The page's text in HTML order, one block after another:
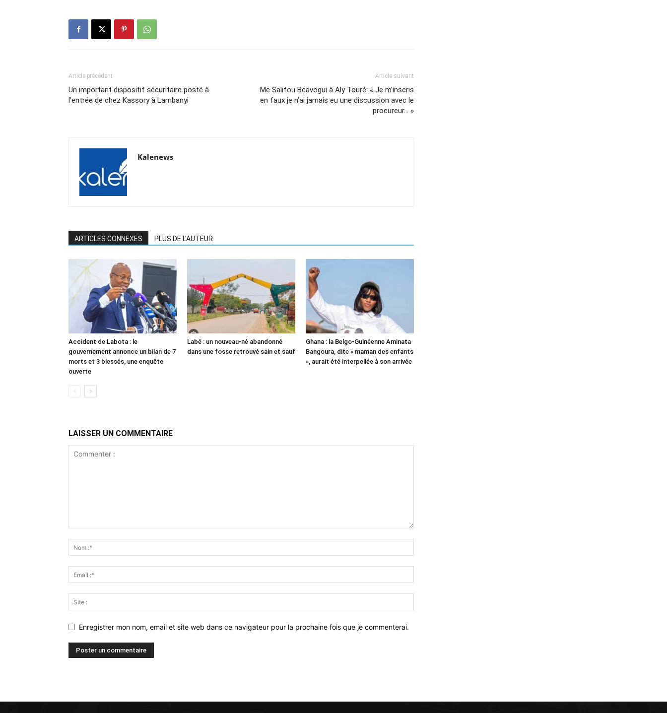
Article précédent
Un important dispositif sécuritaire posté à
l’entrée de chez Kassory à Lambanyi
Article suivant
Me Salifou Beavogui à Aly Touré: « Je m’inscris
en faux je n’ai jamais eu une discussion avec le
procureur… »
Kalenews
ARTICLES CONNEXES PLUS DE L'AUTEUR
Accident de Labota : le
gouvernement annonce un bilan de 7
morts et 3 blessés, une enquête
ouverte
Labé : un nouveau-né abandonné
dans une fosse retrouvé sain et sauf
Ghana : la Belgo-Guinéenne Aminata
Bangoura, dite « maman des enfants
», aurait été interpellée à son arrivée
LAISSER UN COMMENTAIRE
Enregistrer mon nom, email et site web dans ce navigateur pour la prochaine fois que je commenterai.